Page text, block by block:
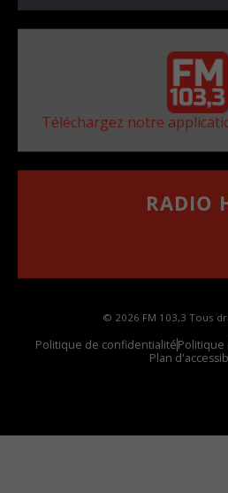
Téléchargez notre
RADIO
© 2026 FM 103,3 Tous
Politique de confidentialitéPolitique
Plan